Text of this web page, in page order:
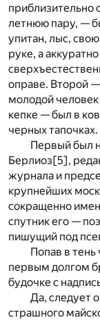
приблизительно
летнюю пару, —
упитан, лыс,
руке, а
оправе. Второй
молодой
кепке — был в
черных тапочках.
Первый был
Берлиоз[5],
журнала и
крупнейших
сокращенно
спутник его —
пишущий под
Попав в
первым долгом
будочке с
Да, следует
страшного